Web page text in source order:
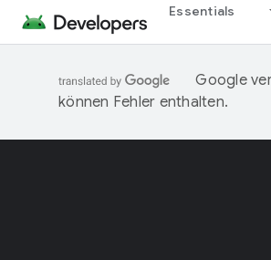
Essentials
Google
können Fehler enthalten.